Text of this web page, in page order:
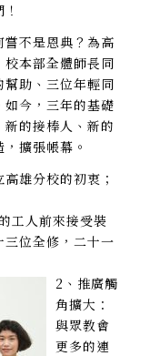
不是恩典？為高
本部全體師長同
助、三位年輕同
今，三年的基礎
的接棒人、新的
擴張帳幕。
雄分校的初衷；
工人前來接受裝
位全修，二十一
2、推廣觸
角擴大：
與眾教會
更多的連